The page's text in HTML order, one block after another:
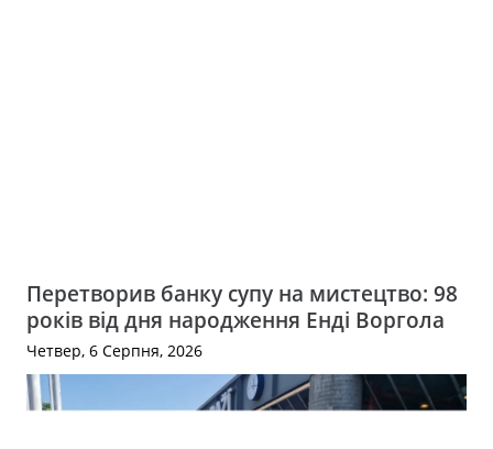
Перетворив банку супу на мистецтво: 98
років від дня народження Енді Воргола
Четвер, 6 Серпня, 2026